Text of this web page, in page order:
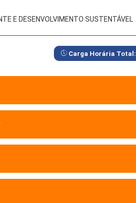
E DESENVOLVIMENTO SUSTENTÁVEL
Carga Horária Total: